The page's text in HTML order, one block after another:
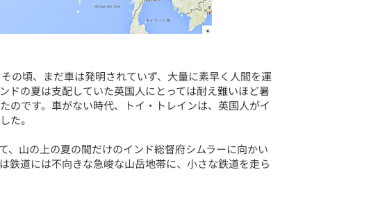
の頃、まだ車は発明されていず、大量に素早く人間を運
ドの夏は支配していた英国人にとっては耐え難いほど暑
のです。車がない時代、トイ・トレインは、英国人がイ
た。
、山の上の夏の間だけのインド総督府シムラーに向かい
鉄道には不向きな急峻な山岳地帯に、小さな鉄道を走ら